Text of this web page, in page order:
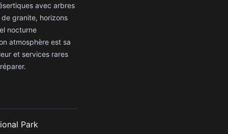
avec arbres
granite, horizons
nocturne
atmosphère est sa
et services rares
Park